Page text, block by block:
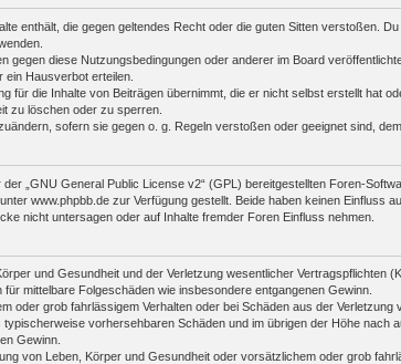
enthält, die gegen geltendes Recht oder die guten Sitten verstoßen.
gegen diese Nutzungsbedingungen oder anderer im Board
Hausverbot erteilen.
für die Inhalte von Beiträgen übernimmt, die er nicht selbst erstellt hat
zu löschen oder zu sperren.
sofern sie gegen o. g. Regeln verstoßen oder geeignet sind,
„ GNU General Public License v2“ (GPL) bereitgestellten Foren-
www.phpbb.de zur Verfügung gestellt. Beide haben keinen Einfluss
nicht untersagen oder auf Inhalte fremder Foren Einfluss nehmen.
und Gesundheit und der Verletzung wesentlicher Vertragspflichten
mittelbare Folgeschäden wie insbesondere entgangenen Gewinn.
oder grob fahrlässigem Verhalten oder bei Schäden aus der
vorhersehbaren Schäden und im übrigen der Höhe
Gewinn.
von Leben, Körper und Gesundheit oder vorsätzlichem oder grob